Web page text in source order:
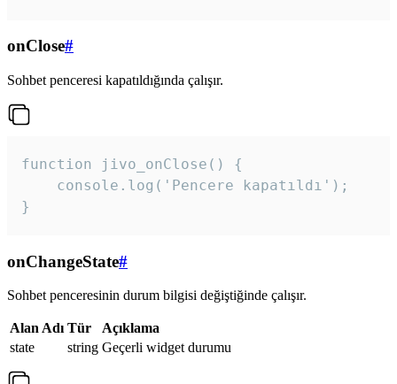
onClose#
Sohbet penceresi kapatıldığında çalışır.
function jivo_onClose() {
    console.log('Pencere kapatıldı');
}
onChangeState#
Sohbet penceresinin durum bilgisi değiştiğinde çalışır.
Alan Adı Tür
Açıklama
state
string Geçerli widget durumu